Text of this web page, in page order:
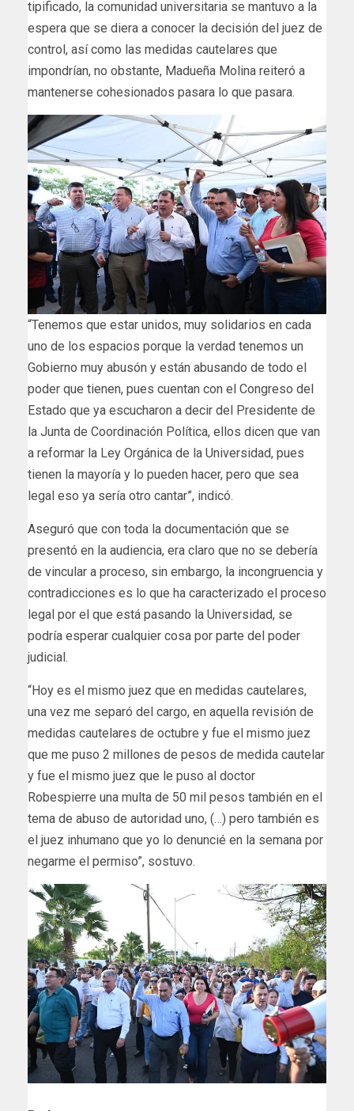
tipificado, la comunidad universitaria se mantuvo a la
espera que se diera a conocer la decisión del juez de
control, así como las medidas cautelares que
impondrían, no obstante, Madueña Molina reiteró a
mantenerse cohesionados pasara lo que pasara.
“Tenemos que estar unidos, muy solidarios en cada
uno de los espacios porque la verdad tenemos un
Gobierno muy abusón y están abusando de todo el
poder que tienen, pues cuentan con el Congreso del
Estado que ya escucharon a decir del Presidente de
la Junta de Coordinación Política, ellos dicen que van
a reformar la Ley Orgánica de la Universidad, pues
tienen la mayoría y lo pueden hacer, pero que sea
legal eso ya sería otro cantar”, indicó.
Aseguró que con toda la documentación que se
presentó en la audiencia, era claro que no se debería
de vincular a proceso, sin embargo, la incongruencia y
contradicciones es lo que ha caracterizado el proceso
legal por el que está pasando la Universidad, se
podría esperar cualquier cosa por parte del poder
judicial.
“Hoy es el mismo juez que en medidas cautelares,
una vez me separó del cargo, en aquella revisión de
medidas cautelares de octubre y fue el mismo juez
que me puso 2 millones de pesos de medida cautelar
y fue el mismo juez que le puso al doctor
Robespierre una multa de 50 mil pesos también en el
tema de abuso de autoridad uno, (…) pero también es
el juez inhumano que yo lo denuncié en la semana por
negarme el permiso”, sostuvo.